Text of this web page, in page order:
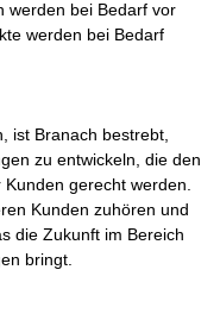
werden bei Bedarf vor
werden bei Bedarf
ist Branach bestrebt,
zu entwickeln, die den
gerecht werden.
Kunden zuhören und
die Zukunft im Bereich
bringt.